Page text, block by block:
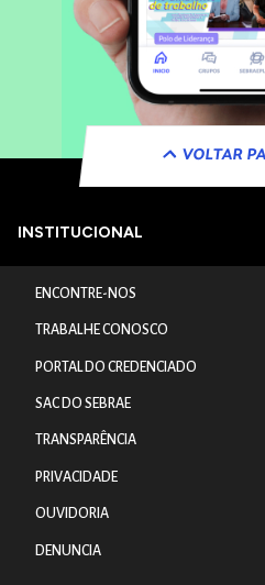
VOLTAR
INSTITUCIONAL
ENCONTRE-NOS
TRABALHE CONOSCO
PORTAL DO CREDENCIADO
SAC DO SEBRAE
TRANSPARÊNCIA
PRIVACIDADE
OUVIDORIA
DENUNCIA